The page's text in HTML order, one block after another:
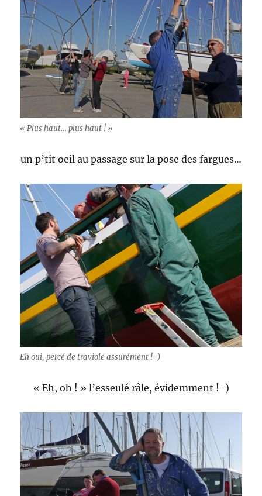
« Plus haut… plus haut ! »
un p’tit oeil au passage sur la pose des fargues…
Eh oui, percé de traviole assurément !-)
« Eh, oh ! » l’esseulé râle, évidemment !-)